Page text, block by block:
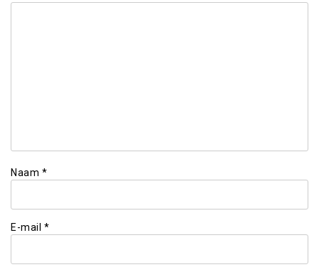
Naam *
E-mail *